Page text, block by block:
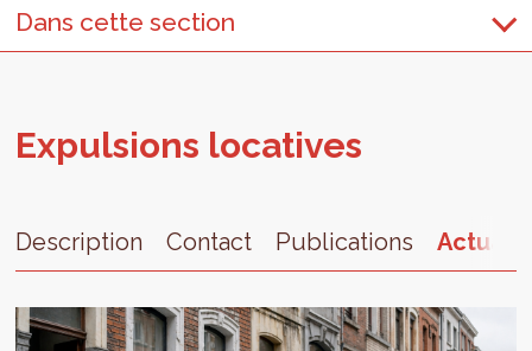
Dans cette section
Expul­sions loca­tives
Description Contact Publications